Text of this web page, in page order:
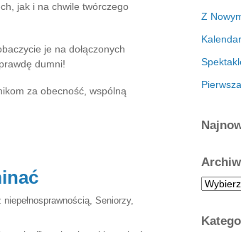
jak i na chwile twórczego
je na dołączonych
dumni!
za obecność, wspólną
, Seniorzy,
Z
A
h